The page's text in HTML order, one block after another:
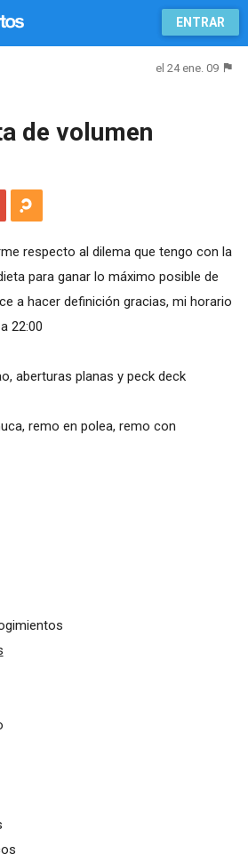
ENTRAR
el 24 ene. 09
de volumen
respecto al dilema que tengo con la
para ganar lo máximo posible de
a hacer definición gracias, mi horario
22:00
aberturas planas y peck deck
remo en polea, remo con